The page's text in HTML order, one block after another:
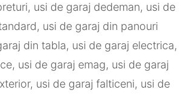
, usi de garaj dedeman, usi de
, usi de garaj din panouri
din tabla, usi de garaj electrica,
, usi de garaj emag, usi de garaj
, usi de garaj falticeni, usi de